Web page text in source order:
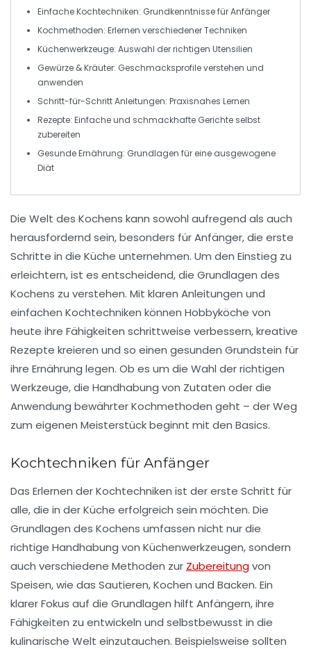
Einfache Kochtechniken: Grundkenntnisse für Anfänger
Kochmethoden: Erlernen verschiedener Techniken
Küchenwerkzeuge: Auswahl der richtigen Utensilien
Gewürze & Kräuter: Geschmacksprofile verstehen und
anwenden
Schritt-für-Schritt Anleitungen: Praxisnahes Lernen
Rezepte: Einfache und schmackhafte Gerichte selbst
zubereiten
Gesunde Ernährung: Grundlagen für eine ausgewogene
Diät
Die Welt des Kochens kann sowohl aufregend als auch
herausfordernd sein, besonders fürAnfänger, die erste
Schritte in die Küche unternehmen. Um den Einstieg zu
erleichtern, ist es entscheidend, die Grundlagen des
Kochens zu verstehen. Mit klaren Anleitungen und
einfachen Kochtechniken können Hobbyköche von
heute ihre Fähigkeiten schrittweise verbessern, kreative
Rezepte kreieren und so einen gesunden Grundstein für
ihre Ernährung legen. Ob es um die Wahl der richtigen
Werkzeuge, die Handhabung von Zutaten oder die
Anwendung bewährterKochmethoden geht – der Weg
zum eigenen Meisterstück beginnt mit den Basics.
Kochtechniken für Anfänger
Das Erlernen derKochtechniken ist der erste Schritt für
alle, die in der Küche erfolgreich sein möchten. Die
Grundlagen des Kochens umfassen nicht nur die
richtige Handhabung von Küchenwerkzeugen, sondern
auch verschiedene Methoden zur Zubereitungvon
Speisen, wie das Sautieren, Kochen und Backen. Ein
klarer Fokus auf die Grundlagen hilft Anfängern, ihre
Fähigkeiten zu entwickeln und selbstbewusst in die
kulinarische Welt einzutauchen. Beispielsweise sollten